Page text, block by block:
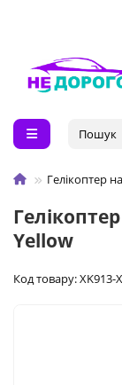
Гелікоптер
Yellow
Код товару: XK913-X